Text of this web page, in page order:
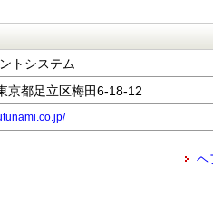
トシステム
都足立区梅田6-18-12
ヘ